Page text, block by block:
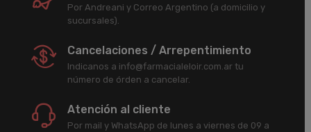
Por Andreani y Correo Argentino (a domicilio y
sucursales).
Cancelaciones / Arrepentimiento
Indicanos a info@farmacialeloir.com.ar tu
número de órden a cancelar.
Atención al cliente
Por mail y WhatsApp de lunes a viernes de 09 a